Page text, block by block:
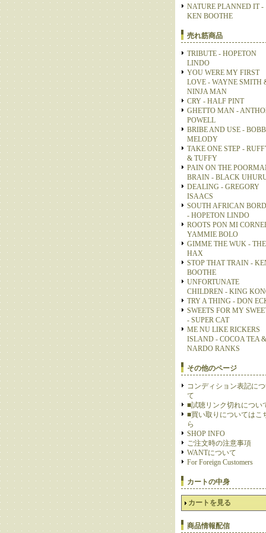
NATURE PLANNED IT -
KEN BOOTHE
売れ筋商品
TRIBUTE - HOPETON
LINDO
YOU WERE MY FIRST
LOVE - WAYNE SMITH
NINJA MAN
CRY - HALF PINT
GHETTO MAN -
POWELL
BRIBE AND USE -
MELODY
TAKE ONE STEP -
& TUFFY
PAIN ON THE
BRAIN - BLACK
DEALING - GREGORY
ISAACS
SOUTH AFRICAN
- HOPETON LINDO
ROOTS PON MI
YAMMIE BOLO
GIMME THE WUK - THE
HAX
STOP THAT TRAIN -
BOOTHE
UNFORTUNATE
CHILDREN - KING
TRY A THING - DON
SWEETS FOR MY
- SUPER CAT
ME NU LIKE RICKERS
ISLAND - COCOA TEA &
NARDO RANKS
その他のページ
コンディション表記に
て
■試聴リンク切れについ
■買い取りについてはこ
ら
SHOP INFO
ご注文時の注意事項
WANTについて
For Foreign Customers
カートの中身
カートを見る
商品情報配信